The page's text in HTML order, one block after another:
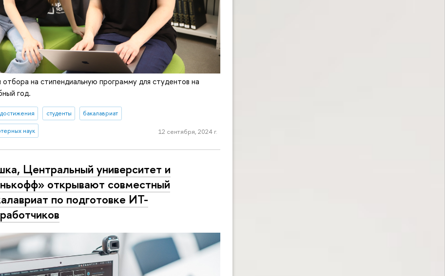
отбора на стипендиальную программу для студентов на
год.
достижения студенты бакалавриат
наук 12 сентября, 2024 г.
Центральный университет и
открывают совместный
по подготовке ИТ-